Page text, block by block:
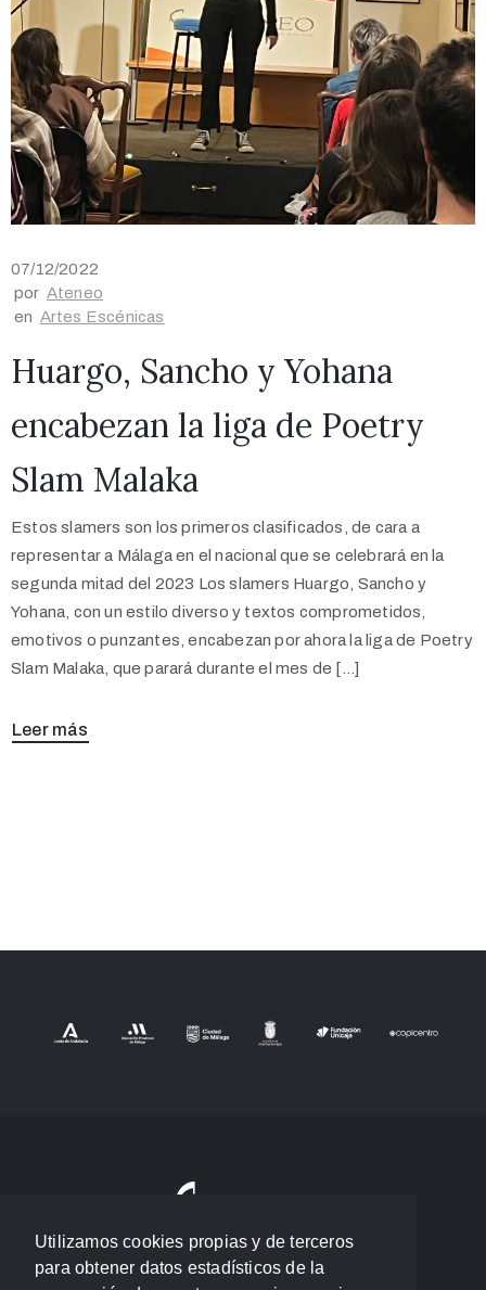
Utilizamos cookies propias y de terceros
para obtener datos estadísticos de la
07/12/2022
por Ateneo
en Artes Escénicas
Huargo, Sancho y Yohana
encabezan la liga de Poetry
Slam Malaka
Estos slamers son los primeros clasificados, de cara a
representar a Málaga en el nacional que se celebrará en la
segunda mitad del 2023 Los slamers Huargo, Sancho y
Yohana, con un estilo diverso y textos comprometidos,
emotivos o punzantes, encabezan por ahora la liga de Poetry
Slam Malaka, que parará durante el mes de […]
Leer más